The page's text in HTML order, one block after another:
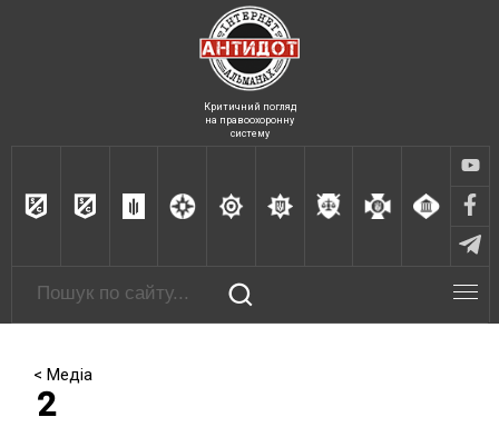
Критичний погляд
на правоохоронну
систему
< Медіа
2